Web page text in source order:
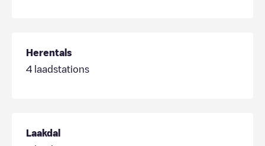
Herentals
4 laadstations
Laakdal